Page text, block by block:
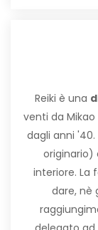
Reiki è una
venti da
dagli anni '40.
originario)
interiore. La
dare, nè